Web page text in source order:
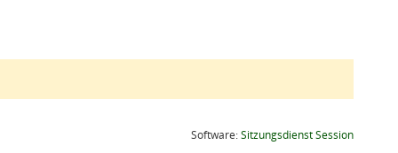
Software:SitzungsdienstSession(Wird in